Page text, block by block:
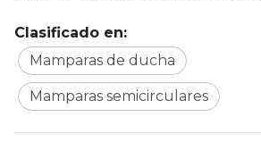
Clasificado en:
Mamparas de ducha
Mamparas semicirculares